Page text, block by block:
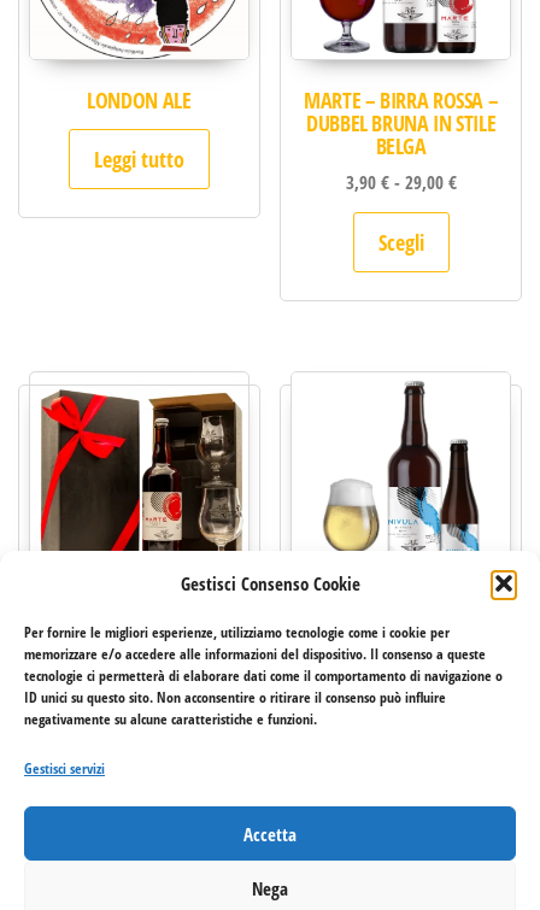
Gestisci Consenso Cookie
Per fornire le migliori esperienze, utilizziamo tecnologie come i cookie per
memorizzare e/o accedere alle informazioni del dispositivo. Il consenso a queste
tecnologie ci permetterà di elaborare dati come il comportamento di navigazione o
ID unici su questo sito. Non acconsentire o ritirare il consenso può influire
negativamente su alcune caratteristiche e funzioni.
Gestisci servizi
Accetta
Nega
LONDON ALE
Leggi tutto
MARTE – BIRRA ROSSA –
DUBBEL BRUNA IN STILE
BELGA
3,90€ - 29,00€Fascia di
Scegli
Questo
Marte un viaggio nel cuore
del gusto
21,00 €
Questo prodotto ha più varianti. Le
NIVULA – BIRRA BLANCHE
3,80€-7,70€Fascia di